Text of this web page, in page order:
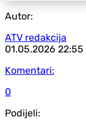
Autor:
ATV redakcija
01.05.2026 22:55
Komentari:
0
Podijeli: